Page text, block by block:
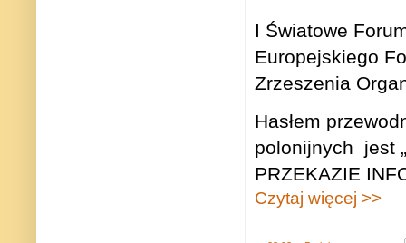
I Światowe
Europejskiego
Zrzeszenia
Hasłem
polonijnych jest
PRZEKAZIE
Czytaj więcej >>